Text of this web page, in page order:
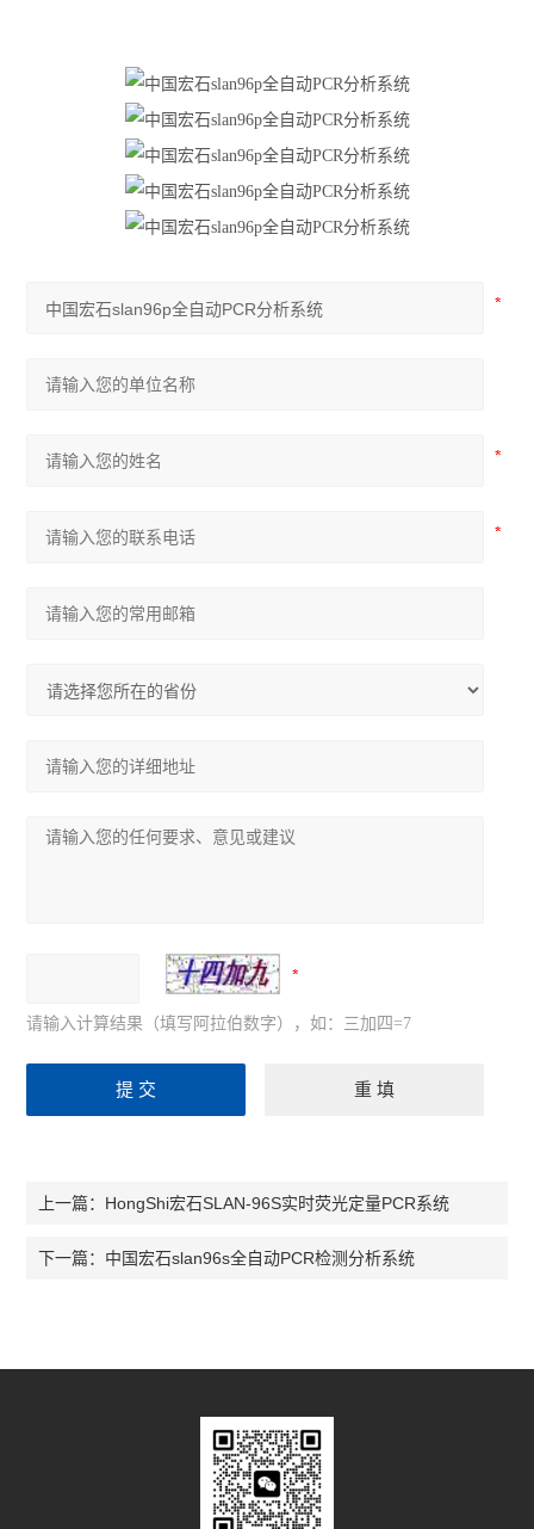
请输入计算结果（填写阿拉伯数字），如：三加四=7
上一篇： HongShi宏石SLAN-96S实时荧光定量PCR系统
下一篇： 中国宏石slan96s全自动PCR检测分析系统